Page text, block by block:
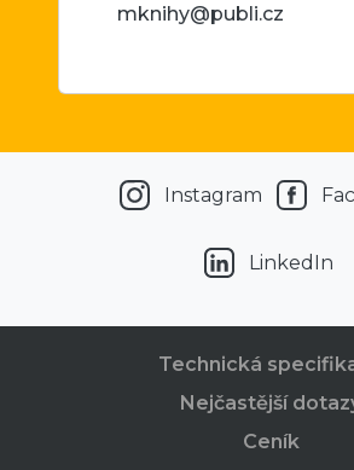
mknihy@publi.cz
Instagram
LinkedIn
Technická
Nejčastější
Ceník